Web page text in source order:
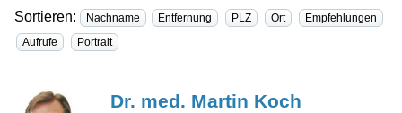
Sortieren: Nachname Entfernung PLZ Ort
Empfehlungen
Aufrufe
Portrait
Dr. med. Martin Koch